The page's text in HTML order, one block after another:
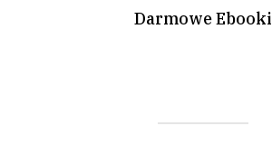
Darmowe Ebooki